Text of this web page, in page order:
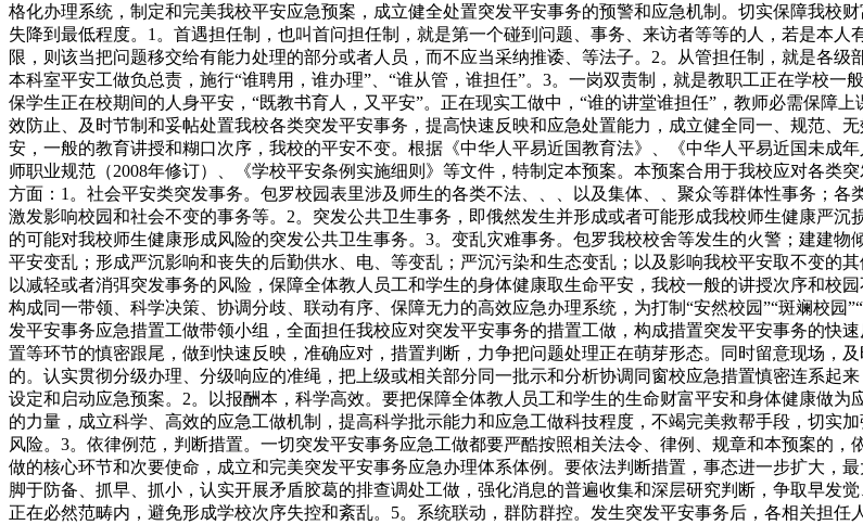
格化办理系统，制定和完美我校平安应急预案，成立健全处置突发平安事务的预警和应急机制。切实保障我校
失降到最低程度。1。首遇担任制，也叫首问担任制，就是第一个碰到问题、事务、来访者等等的人，若是本
限，则该当把问题移交给有能力处理的部分或者人员，而不应当采纳推诿、等法子。2。从管担任制，就是各
本科室平安工做负总责，施行“谁聘用，谁办理”、“谁从管，谁担任”。3。一岗双责制，就是教职工正在学校
保学生正在校期间的人身平安，“既教书育人，又平安”。正在现实工做中，“谁的讲堂谁担任”，教师必需保障
效防止、及时节制和妥帖处置我校各类突发平安事务，提高快速反映和应急处置能力，成立健全同一、规范、
安，一般的教育讲授和糊口次序，我校的平安不变。根据《中华人平易近国教育法》、《中华人平易近国未成
师职业规范（2008年修订）、《学校平安条例实施细则》等文件，特制定本预案。本预案合用于我校应对各类
方面：1。社会平安类突发事务。包罗校园表里涉及师生的各类不法、、、以及集体、、聚众等群体性事务；
激发影响校园和社会不变的事务等。2。突发公共卫生事务，即俄然发生并形成或者可能形成我校师生健康严
的可能对我校师生健康形成风险的突发公共卫生事务。3。变乱灾难事务。包罗我校校舍等发生的火警；建建
平安变乱；形成严沉影响和丧失的后勤供水、电、等变乱；严沉污染和生态变乱；以及影响我校平安取不变的
以减轻或者消弭突发事务的风险，保障全体教人员工和学生的身体健康取生命平安，我校一般的讲授次序和校
构成同一带领、科学决策、协调分歧、联动有序、保障无力的高效应急办理系统，为打制“安然校园”“斑斓校园
发平安事务应急措置工做带领小组，全面担任我校应对突发平安事务的措置工做，构成措置突发平安事务的快
置等环节的慎密跟尾，做到快速反映，准确应对，措置判断，力争把问题处理正在萌芽形态。同时留意现场，
的。认实贯彻分级办理、分级响应的准绳，把上级或相关部分同一批示和分析协调同窗校应急措置慎密连系起
设定和启动应急预案。2。以报酬本，科学高效。要把保障全体教人员工和学生的生命财富平安和身体健康做
的力量，成立科学、高效的应急工做机制，提高科学批示能力和应急工做科技程度，不竭完美救帮手段，切实
风险。3。依律例范，判断措置。一切突发平安事务应急工做都要严酷按照相关法令、律例、规章和本预案的
做的核心环节和次要使命，成立和完美突发平安事务应急办理体系体例。要依法判断措置，事态进一步扩大，
脚于防备、抓早、抓小，认实开展矛盾胶葛的排查调处工做，强化消息的普遍收集和深层研究判断，争取早发
正在必然范畴内，避免形成学校次序失控和紊乱。5。系统联动，群防群控。发生突发平安事务后，各相关担